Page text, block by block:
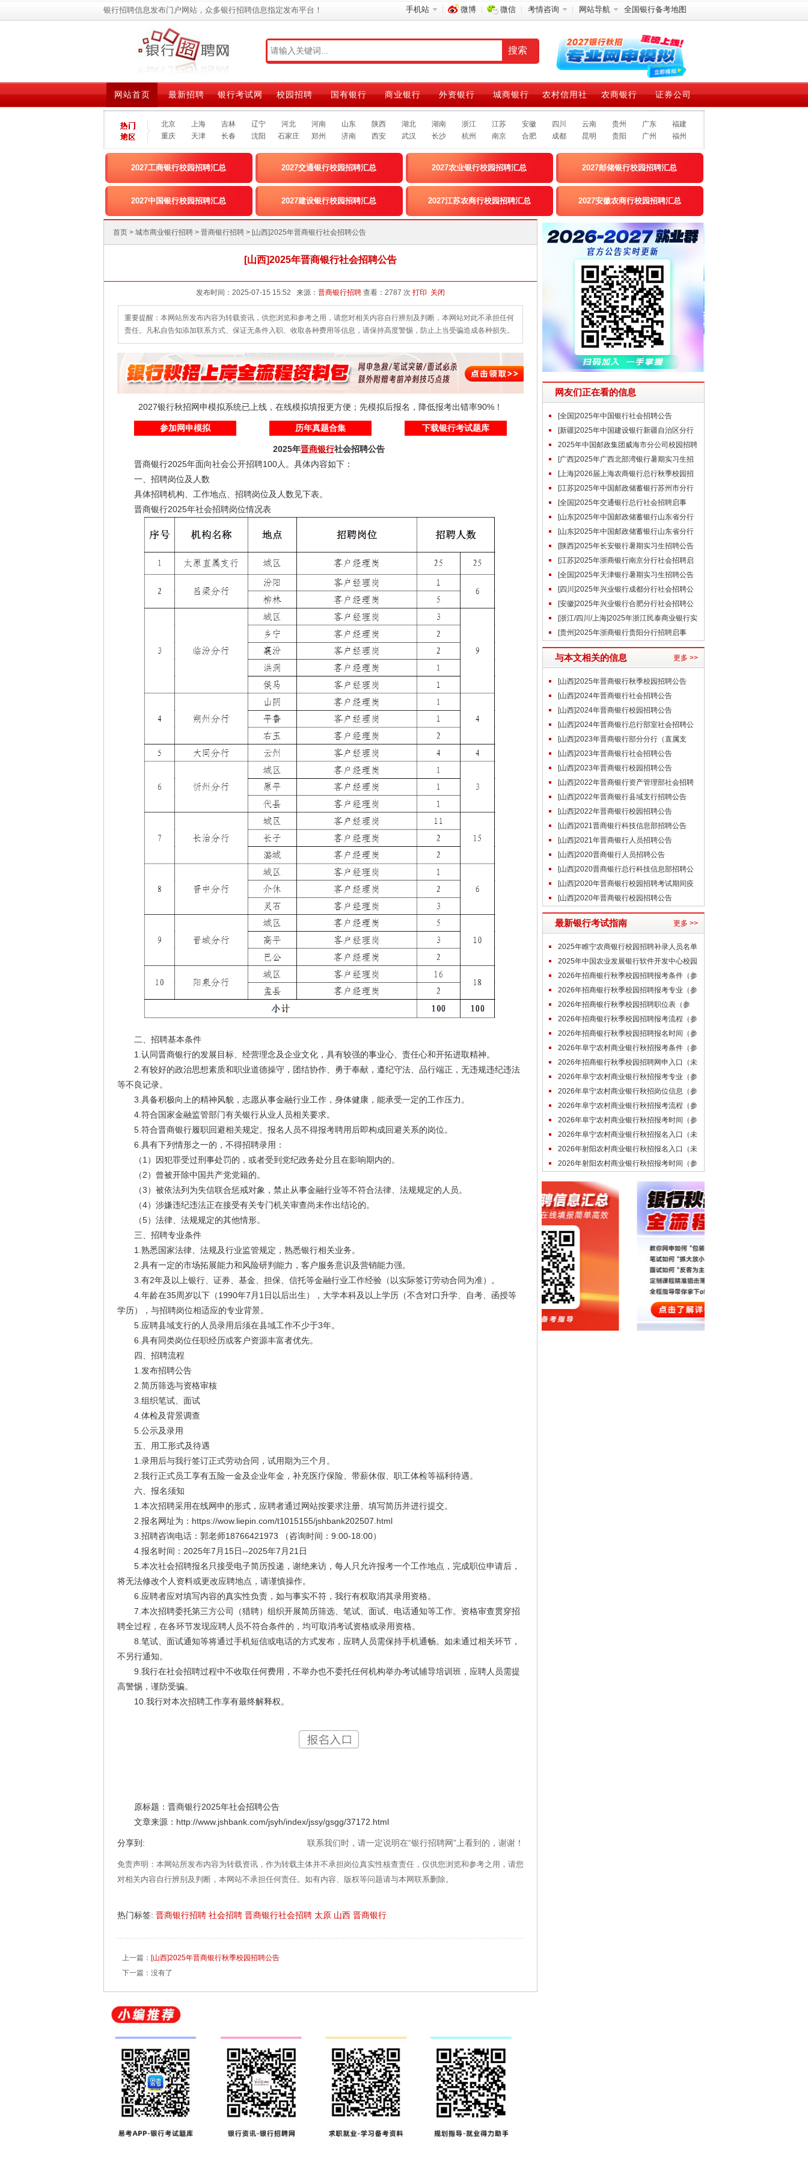
手机站 微博 微信 考情咨询 网站导航 全国银行备考地图
银行招聘信息发布门户网站，众多银行招聘信息指定发布平台！
网站首页 最新招聘 银行考试网 校园招聘 国有银行 商业银行 外资银行 城商银行 农村信用社 农商银行 证券公司
北京 上海 吉林 辽宁 河北 河南 山东 陕西 湖北 湖南 浙江 江苏 安徽 四川 云南 贵州 广东
福建
重庆
天津 长春 沈阳 石家庄 郑州 济南 西安 武汉 长沙 杭州 南京 合肥 成都 昆明 贵阳 广州 福州
2027工商银行校园招聘汇总 2027交通银行校园招聘汇总 2027农业银行校园招聘汇总 2027邮储银行校园招聘汇总
2027中国银行校园招聘汇总 2027建设银行校园招聘汇总 2027江苏农商行校园招聘汇总 2027安徽农商行校园招聘汇总
首页 > 城市商业银行招聘 > 晋商银行招聘 > [山西]2025年晋商银行社会招聘公告
[山西]2025年晋商银行社会招聘公告
发布时间：2025-07-15 15:52 来源： 晋商银行招聘 查看： 2787 次 打印 关闭
重要提醒：本网站所发布内容为转载资讯，供您浏览和参考之用，请您对相关内容自行辨别及判断，本网站对此不承担任何
责任。凡私自告知添加联系方式、保证无条件入职、收取各种费用等信息，请保持高度警惕，防止上当受骗造成各种损失。
2027银行秋招网申模拟系统已上线，在线模拟填报更方便；先模拟后报名，降低报考出错率90%！
参加网申模拟 历年真题合集 下载银行考试题库
2025年晋商银行社会招聘公告
晋商银行2025年面向社会公开招聘100人。具体内容如下：
一、招聘岗位及人数
具体招聘机构、工作地点、招聘岗位及人数见下表。
晋商银行2025年社会招聘岗位情况表
二、招聘基本条件
1.认同晋商银行的发展目标、经营理念及企业文化，具有较强的事业心、责任心和开拓进取精神。
2.有较好的政治思想素质和职业道德操守，团结协作、勇于奉献，遵纪守法、品行端正，无违规违纪违法
等不良记录。
3.具备积极向上的精神风貌，志愿从事金融行业工作，身体健康，能承受一定的工作压力。
4.符合国家金融监管部门有关银行从业人员相关要求。
5.符合晋商银行履职回避相关规定。报名人员不得报考聘用后即构成回避关系的岗位。
6.具有下列情形之一的，不得招聘录用：
（1）因犯罪受过刑事处罚的，或者受到党纪政务处分且在影响期内的。
（2）曾被开除中国共产党党籍的。
（3）被依法列为失信联合惩戒对象，禁止从事金融行业等不符合法律、法规规定的人员。
（4）涉嫌违纪违法正在接受有关专门机关审查尚未作出结论的。
（5）法律、法规规定的其他情形。
三、招聘专业条件
1.熟悉国家法律、法规及行业监管规定，熟悉银行相关业务。
2.具有一定的市场拓展能力和风险研判能力，客户服务意识及营销能力强。
3.有2年及以上银行、证券、基金、担保、信托等金融行业工作经验（以实际签订劳动合同为准）。
4.年龄在35周岁以下（1990年7月1日以后出生），大学本科及以上学历（不含对口升学、自考、函授等
学历），与招聘岗位相适应的专业背景。
5.应聘县域支行的人员录用后须在县域工作不少于3年。
6.具有同类岗位任职经历或客户资源丰富者优先。
四、招聘流程
1.发布招聘公告
2.简历筛选与资格审核
3.组织笔试、面试
4.体检及背景调查
5.公示及录用
五、用工形式及待遇
1.录用后与我行签订正式劳动合同，试用期为三个月。
2.我行正式员工享有五险一金及企业年金，补充医疗保险、带薪休假、职工体检等福利待遇。
六、报名须知
1.本次招聘采用在线网申的形式，应聘者通过网站按要求注册、填写简历并进行提交。
2.报名网址为：https://wow.liepin.com/t1015155/jshbank202507.html
3.招聘咨询电话：郭老师18766421973 （咨询时间：9:00-18:00）
4.报名时间：2025年7月15日--2025年7月21日
5.本次社会招聘报名只接受电子简历投递，谢绝来访，每人只允许报考一个工作地点，完成职位申请后，
将无法修改个人资料或更改应聘地点，请谨慎操作。
6.应聘者应对填写内容的真实性负责，如与事实不符，我行有权取消其录用资格。
7.本次招聘委托第三方公司（猎聘）组织开展简历筛选、笔试、面试、电话通知等工作。资格审查贯穿招
聘全过程，在各环节发现应聘人员不符合条件的，均可取消考试资格或录用资格。
8.笔试、面试通知等将通过手机短信或电话的方式发布，应聘人员需保持手机通畅。如未通过相关环节，
不另行通知。
9.我行在社会招聘过程中不收取任何费用，不举办也不委托任何机构举办考试辅导培训班，应聘人员需提
高警惕，谨防受骗。
10.我行对本次招聘工作享有最终解释权。
原标题：晋商银行2025年社会招聘公告
文章来源：http://www.jshbank.com/jsyh/index/jssy/gsgg/37172.html
分享到: 联系我们时，请一定说明在“银行招聘网”上看到的，谢谢！
免责声明：本网站所发布内容为转载资讯，作为转载主体并不承担岗位真实性核查责任，仅供您浏览和参考之用，请您
对相关内容自行辨别及判断，本网站不承担任何责任。如有内容、版权等问题请与本网联系删除。
热门标签: 晋商银行招聘 社会招聘 晋商银行社会招聘 太原 山西 晋商银行
上一篇： [山西]2025年晋商银行秋季校园招聘公告
下一篇：没有了
网友们正在看的信息
[全国]2025年中国银行社会招聘公告
[新疆]2025年中国建设银行新疆自治区分行
社会招聘公告
2025年中国邮政集团威海市分公司校园招聘
公告[广西]2025年广西北部湾银行暑期实习生招
募启事[上海]2026届上海农商银行总行秋季校园招
聘公告[江苏]2025年中国邮政储蓄银行苏州市分行
暑期实习生招募公告
[全国]2025年交通银行总行社会招聘启事
（7.1）
[山东]2025年中国邮政储蓄银行山东省分行
社会招聘启事
[山东]2025年中国邮政储蓄银行山东省分行
暑期实习生招聘公告
[陕西]2025年长安银行暑期实习生招聘公告
[江苏]2025年浙商银行南京分行社会招聘启
事（6.30）
[全国]2025年天津银行暑期实习生招聘公告
[四川]2025年兴业银行成都分行社会招聘公
告（7.2）
[安徽]2025年兴业银行合肥分行社会招聘公
告（7.2）
[浙江/四川/上海]2025年浙江民泰商业银行实
习生招聘启事（6.30）
[贵州]2025年浙商银行贵阳分行招聘启事
与本文相关的信息 更多 >>
[山西]2025年晋商银行秋季校园招聘公告
[山西]2024年晋商银行社会招聘公告
（9.14）
[山西]2024年晋商银行校园招聘公告
[山西]2024年晋商银行总行部室社会招聘公
告
[山西]2023年晋商银行部分分行（直属支
行）客户经理岗、法律事务岗招聘公告
[山西]2023年晋商银行社会招聘公告
[山西]2023年晋商银行校园招聘公告
[山西]2022年晋商银行资产管理部社会招聘
公告[山西]2022年晋商银行县域支行招聘公告
[山西]2022年晋商银行校园招聘公告
[山西]2021晋商银行科技信息部招聘公告
[山西]2021年晋商银行人员招聘公告
[山西]2020晋商银行人员招聘公告
[山西]2020晋商银行总行科技信息部招聘公
告
[山西]2020年晋商银行校园招聘考试期间疫
情防控注意事项公告
[山西]2020年晋商银行校园招聘公告
最新银行考试指南 更多 >>
2025年睢宁农商银行校园招聘补录人员名单
公示（7.14）
2025年中国农业发展银行软件开发中心校园
招聘拟招录人员名单（第五批）
2026年招商银行秋季校园招聘报考条件（参
考）2026年招商银行秋季校园招聘报考专业（参
考）2026年招商银行秋季校园招聘职位表（参
考）2026年招商银行秋季校园招聘报考流程（参
考）2026年招商银行秋季校园招聘报名时间（参
考）2026年阜宁农村商业银行秋招报考条件（参
考）2026年招商银行秋季校园招聘网申入口（未
开通）
2026年阜宁农村商业银行秋招报考专业（参
考）2026年阜宁农村商业银行秋招岗位信息（参
考）2026年阜宁农村商业银行秋招报考流程（参
考）2026年阜宁农村商业银行秋招报考时间（参
考）2026年阜宁农村商业银行秋招报名入口（未
开通）
2026年射阳农村商业银行秋招报名入口（未
开通）
2026年射阳农村商业银行秋招报考时间（参